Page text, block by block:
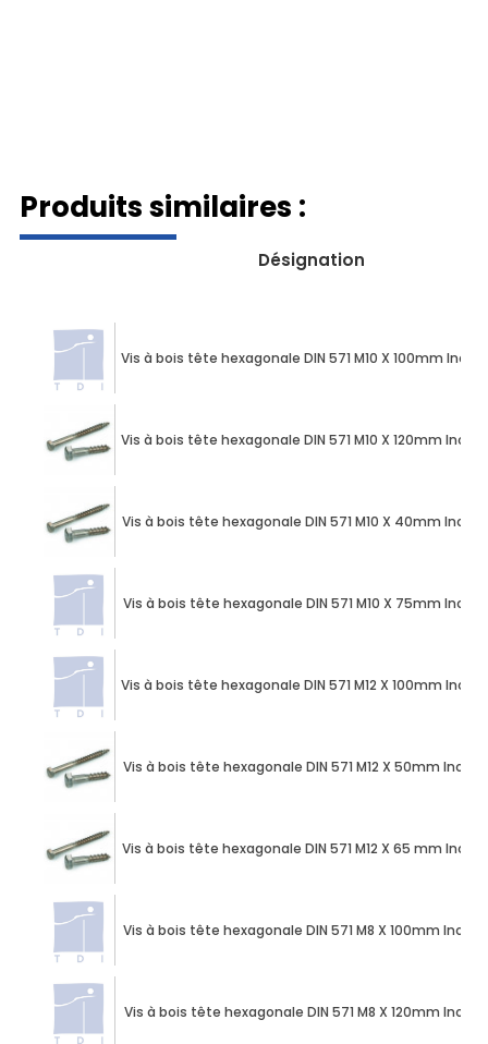
Produits similaires :
Désignation
Vis à bois tête hexagonale DIN 571 M10 X 100mm Inox
Vis à bois tête hexagonale DIN 571 M10 X 120mm Inox
Vis à bois tête hexagonale DIN 571 M10 X 40mm Inox
Vis à bois tête hexagonale DIN 571 M10 X 75mm Inox
Vis à bois tête hexagonale DIN 571 M12 X 100mm Inox
Vis à bois tête hexagonale DIN 571 M12 X 50mm Inox
Vis à bois tête hexagonale DIN 571 M12 X 65 mm Inox
Vis à bois tête hexagonale DIN 571 M8 X 100mm Inox
Vis à bois tête hexagonale DIN 571 M8 X 120mm Inox